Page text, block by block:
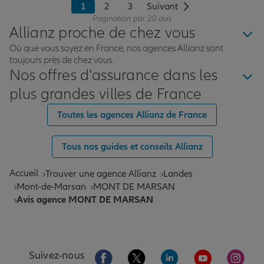
1 2 3 Suivant
Pagination par 20 avis
Allianz proche de chez vous
Où que vous soyez en France, nos agences Allianz sont
toujours près de chez vous.
Nos offres d'assurance dans les
plus grandes villes de France
Toutes les agences Allianz de France
Tous nos guides et conseils Allianz
Accueil Trouver une agence Allianz
Landes
Mont-de-Marsan
MONT DE MARSAN
Avis agence MONT DE MARSAN
Suivez-nous Aller sur la page Facebook de Allianz
Aller sur la page Twitter de
Aller sur la page
Aller sur la
Aller